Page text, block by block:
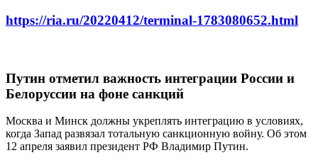
https://ria.ru/20220412/terminal-1783080652.html
Путин отметил важность интеграции России и
Белоруссии на фоне санкций
Москва и Минск должны укреплять интеграцию в условиях,
когда Запад развязал тотальную санкционную войну. Об этом
12 апреля заявил президент РФ Владимир Путин.